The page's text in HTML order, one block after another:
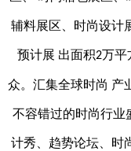
辅料展区 、时尚设计
预计展 出面积2万平
众。汇集全球时尚 产
不容错过的时尚行业
计秀、趋势论坛、时